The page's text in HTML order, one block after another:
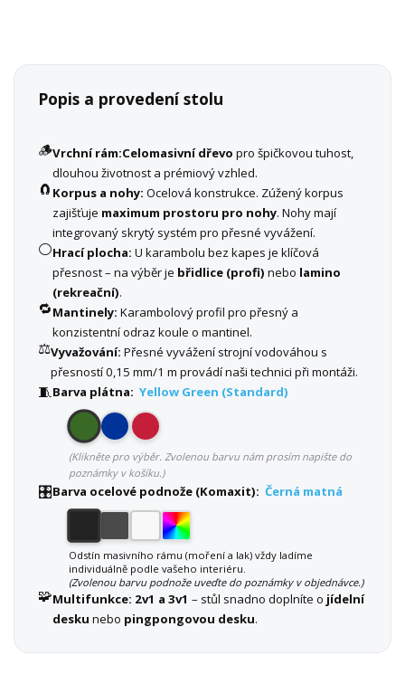
Popis a provedení stolu
🪵Vrchní rám:Celomasivní dřevo pro špičkovou tuhost,
dlouhou životnost a prémiový vzhled.
🧲 Korpus a nohy: Ocelová konstrukce. Zúžený korpus
zajišťuje maximum prostoru pro nohy. Nohy mají
integrovaný skrytý systém pro přesné vyvážení.
⚪Hrací plocha: U karambolu bez kapes je klíčová
přesnost – na výběr je břidlice (profi) nebo lamino
(rekreační).
🔁Mantinely: Karambolový profil pro přesný a
konzistentní odraz koule o mantinel.
⚖️Vyvažování: Přesné vyvážení strojní vodováhou s
přesností 0,15 mm/1 m provádí naši technici při montáži.
🧵Barva plátna: Yellow Green (Standard)
(Klikněte pro výběr. Zvolenou barvu nám prosím napište do
poznámky v košíku.)
🎛️Barva ocelové podnože (Komaxit): Černá matná
Odstín masivního rámu (moření a lak) vždy ladíme
individuálně podle vašeho interiéru.
(Zvolenou barvu podnože uveďte do poznámky v objednávce.)
🧩Multifunkce: 2v1 a 3v1 – stůl snadno doplníte o jídelní
desku nebo pingpongovou desku.